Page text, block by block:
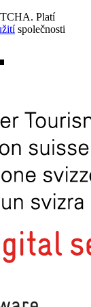
Platí
společnosti